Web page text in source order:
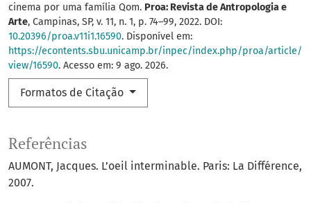
cinema por uma família Qom. Proa: Revista de Antropologia e
Arte, Campinas, SP, v. 11, n. 1, p. 74–99, 2022. DOI:
10.20396/proa.v11i1.16590. Disponível em:
https://econtents.sbu.unicamp.br/inpec/index.php/proa/article/
view/16590. Acesso em: 9 ago. 2026.
Formatos de Citação
Referências
AUMONT, Jacques. L’oeil interminable. Paris: La Différence,
2007.